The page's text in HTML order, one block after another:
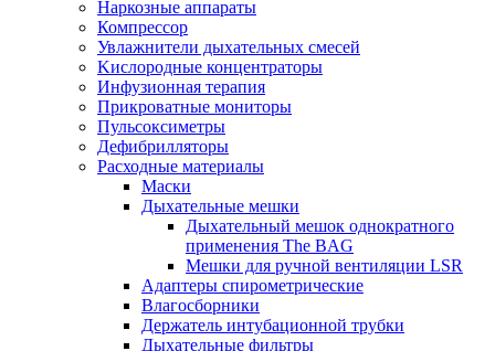
Наркозные аппараты
Компрессор
Увлажнители дыхательных смесей
Kислородные концентраторы
Инфузионная терапия
Прикроватные мониторы
Пульсоксиметры
Дефибрилляторы
Расходные материалы
Маски
Дыхательные мешки
Дыхательный мешок однократного
применения The BAG
Мешки для ручной вентиляции LSR
Адаптеры спирометрические
Влагосборники
Держатель интубационной трубки
Дыхательные фильтры